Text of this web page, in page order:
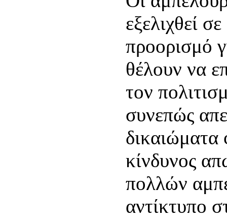
εξελιχθεί
προορισμό
θέλουν να
τον
συνεπώς
δικαιώματα
κίνδυνος
πολλών
αντίκτυπο